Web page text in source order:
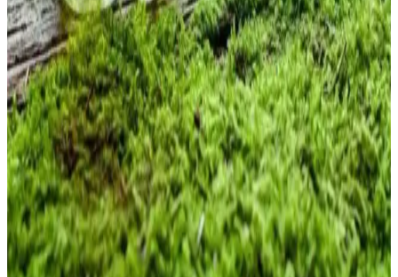
Yosun Kremi Nedir ve Cilt Sağlığına Faydaları
Nelerdir
Yosun kremi, deniz yosunlarından elde edilen doğal içerikleriyle cilt
yenileme, nemlendirme ve yaşlanma karşıtı faydalar sağlar.
Sürdürülebilir ve hassas ciltler için uygun doğal kozmetik ürünüdür.
Evde Yosun Peeling ile Doğal Güzellik ve Cilt
Yenileme Yöntemi
Yosun peeling, doğal içeriklerle ciltteki ölü hücreleri nazikçe
temizler, nemlendirir ve yaşlanma belirtilerini azaltır. Evde kolayca
uygulanan bu yöntemle sağlıklı ve parlak bir cilde ulaşabilirsiniz.